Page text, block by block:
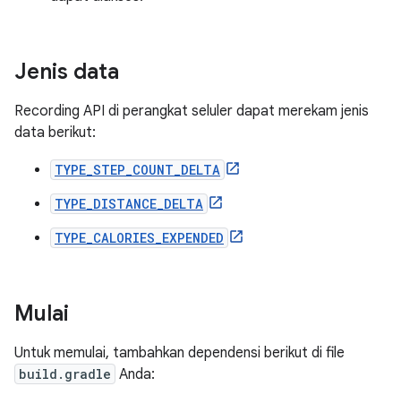
Jenis data
Recording API di perangkat seluler dapat merekam jenis
data berikut:
TYPE_STEP_COUNT_DELTA
TYPE_DISTANCE_DELTA
TYPE_CALORIES_EXPENDED
Mulai
Untuk memulai, tambahkan dependensi berikut di file
build.gradle Anda: